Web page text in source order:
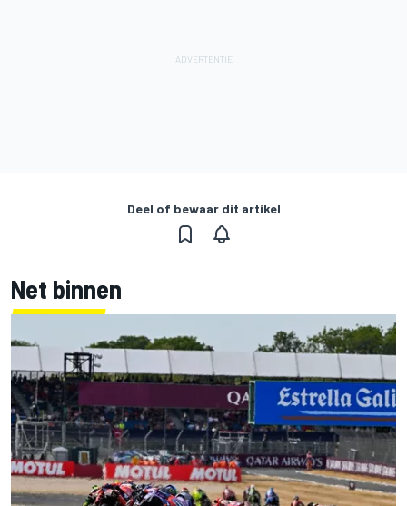
Deel of bewaar dit artikel
Net binnen